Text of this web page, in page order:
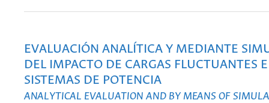
EVALUACIÓN ANALÍTICA Y MEDIANTE
DEL IMPACTO DE CARGAS FLUCTUANTES
SISTEMAS DE POTENCIA
ANALYTICAL EVALUATION AND BY MEANS OF